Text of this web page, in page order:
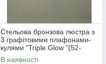
Стельова бронзова люстра з
3 графітовими плафонами-
кулями "Triple Glow "(52-
9908-3 BRZ+BK)
В наявності